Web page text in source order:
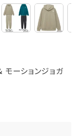
モーションジョガ